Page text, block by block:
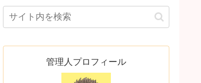
管理人プロフィール